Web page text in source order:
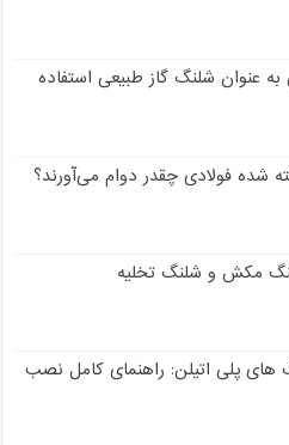
عنوان شلنگ گاز طبیعی استفاده
شده فولادی چقدر دوام می‌آورند؟
مکش و شلنگ تخلیه
های پلی اتیلن: راهنمای کامل نصب